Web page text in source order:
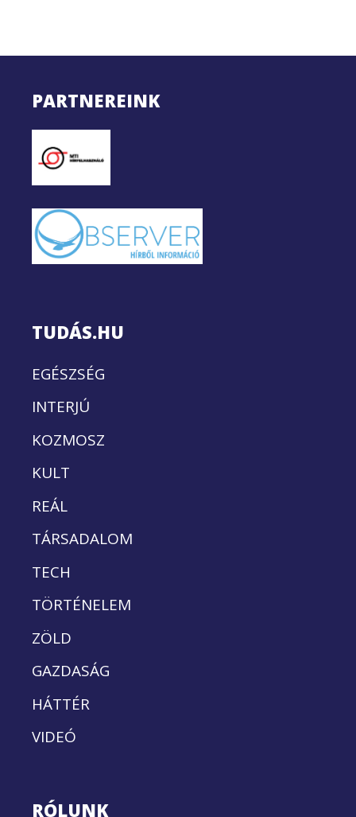
PARTNEREINK
TUDÁS.HU
EGÉSZSÉG
INTERJÚ
KOZMOSZ
KULT
REÁL
TÁRSADALOM
TECH
TÖRTÉNELEM
ZÖLD
GAZDASÁG
HÁTTÉR
VIDEÓ
RÓLUNK